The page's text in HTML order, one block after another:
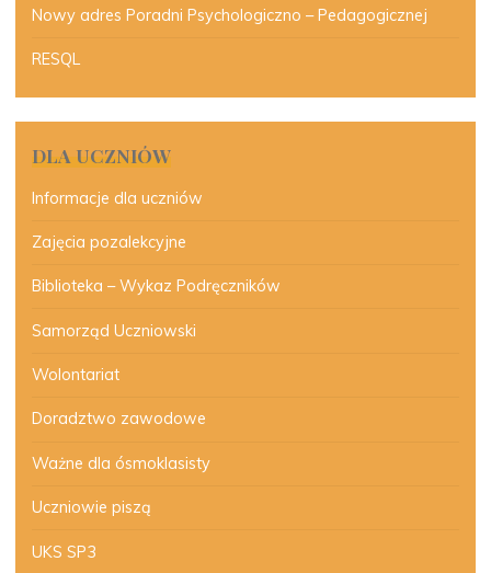
Nowy adres Poradni Psychologiczno – Pedagogicznej
RESQL
DLA UCZNIÓW
Informacje dla uczniów
Zajęcia pozalekcyjne
Biblioteka – Wykaz Podręczników
Samorząd Uczniowski
Wolontariat
Doradztwo zawodowe
Ważne dla ósmoklasisty
Uczniowie piszą
UKS SP3